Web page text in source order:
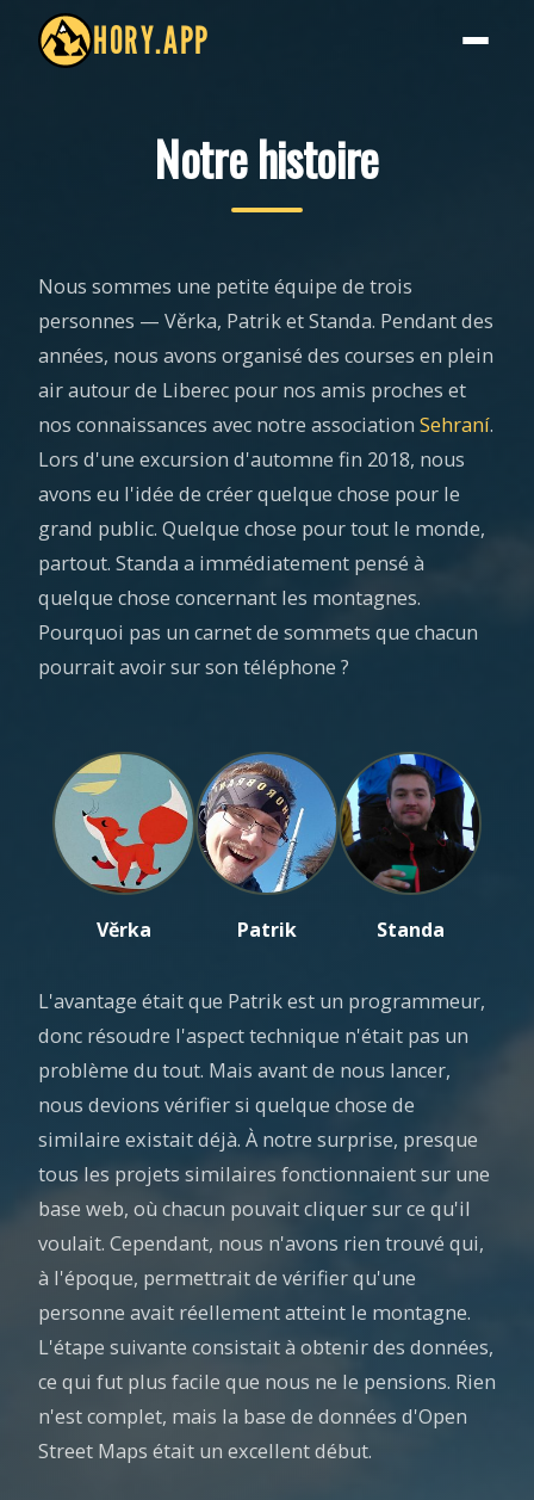
HORY.APP
Notre histoire
Nous sommes une petite équipe de trois
personnes — Věrka, Patrik et Standa. Pendant des
années, nous avons organisé des courses en plein
air autour de Liberec pour nos amis proches et
nos connaissances avec notre association Sehraní.
Lors d'une excursion d'automne fin 2018, nous
avons eu l'idée de créer quelque chose pour le
grand public. Quelque chose pour tout le monde,
partout. Standa a immédiatement pensé à
quelque chose concernant les montagnes.
Pourquoi pas un carnet de sommets que chacun
pourrait avoir sur son téléphone ?
Věrka Patrik Standa
L'avantage était que Patrik est un programmeur,
donc résoudre l'aspect technique n'était pas un
problème du tout. Mais avant de nous lancer,
nous devions vérifier si quelque chose de
similaire existait déjà. À notre surprise, presque
tous les projets similaires fonctionnaient sur une
base web, où chacun pouvait cliquer sur ce qu'il
voulait. Cependant, nous n'avons rien trouvé qui,
à l'époque, permettrait de vérifier qu'une
personne avait réellement atteint le montagne.
L'étape suivante consistait à obtenir des données,
ce qui fut plus facile que nous ne le pensions. Rien
n'est complet, mais la base de données d'Open
Street Maps était un excellent début.